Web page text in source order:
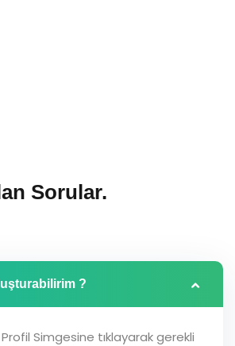
Sorular.
?
Simgesine tıklayarak gerekli